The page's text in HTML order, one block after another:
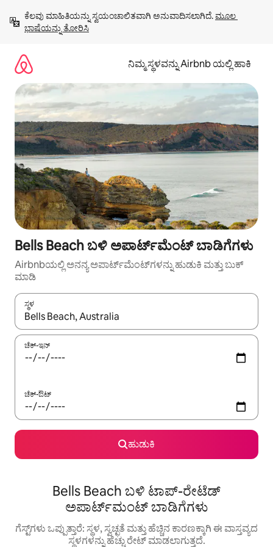
ಹೋಗಿ
ಕೆಲವು ಮಾಹಿತಿಯನ್ನು ಸ್ವಯಂಚಾಲಿತವಾಗಿ ಅನುವಾದಿಸಲಾಗಿದೆ. ಮೂಲ
ಭಾಷೆಯನ್ನು ತೋರಿಸಿ
ನಿಮ್ಮ ಸ್ಥಳವನ್ನು Airbnb ಯಲ್ಲಿ ಹಾಕಿ
Bells Beach ಬಳಿ ಅಪಾರ್ಟ್‌ಮೆಂಟ್ ಬಾಡಿಗೆಗಳು
Airbnbಯಲ್ಲಿ ಅನನ್ಯ ಅಪಾರ್ಟ್‌ಮೆಂಟ್‌ಗಳನ್ನು ಹುಡುಕಿ ಮತ್ತು ಬುಕ್
ಮಾಡಿ
ಸ್ಥಳ
ಫಲಿತಾಂಶಗಳು ಲಭ್ಯವಿರುವಾಗ, ಅಪ್ ಮತ್ತು ಡೌನ್ ಬಾಣದ ಕೀಲಿಗಳೊಂದಿಗೆ
ಚೆಕ್-ಇನ್
ಚೆಕ್-ಔಟ್
ಹುಡುಕಿ
Bells Beach ಬಳಿ ಟಾಪ್-ರೇಟೆಡ್
ಅಪಾರ್ಟ್‌ಮಂಟ್ ಬಾಡಿಗೆಗಳು
ಗೆಸ್ಟ್‌ಗಳು ಒಪ್ಪುತ್ತಾರೆ: ಸ್ಥಳ, ಸ್ವಚ್ಛತೆ ಮತ್ತು ಹೆಚ್ಚಿನ ಕಾರಣಕ್ಕಾಗಿ ಈ ವಾಸ್ತವ್ಯದ
ಸ್ಥಳಗಳನ್ನು ಹೆಚ್ಚು ರೇಟ್ ಮಾಡಲಾಗುತ್ತದೆ.